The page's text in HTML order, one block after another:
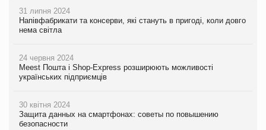
31 липня 2024
Напівфабрикати та консерви, які стануть в пригоді, коли довго
нема світла
24 червня 2024
Meest Пошта і Shop-Express розширюють можливості
українських підприємців
30 квітня 2024
Защита данных на смартфонах: советы по повышению
безопасности